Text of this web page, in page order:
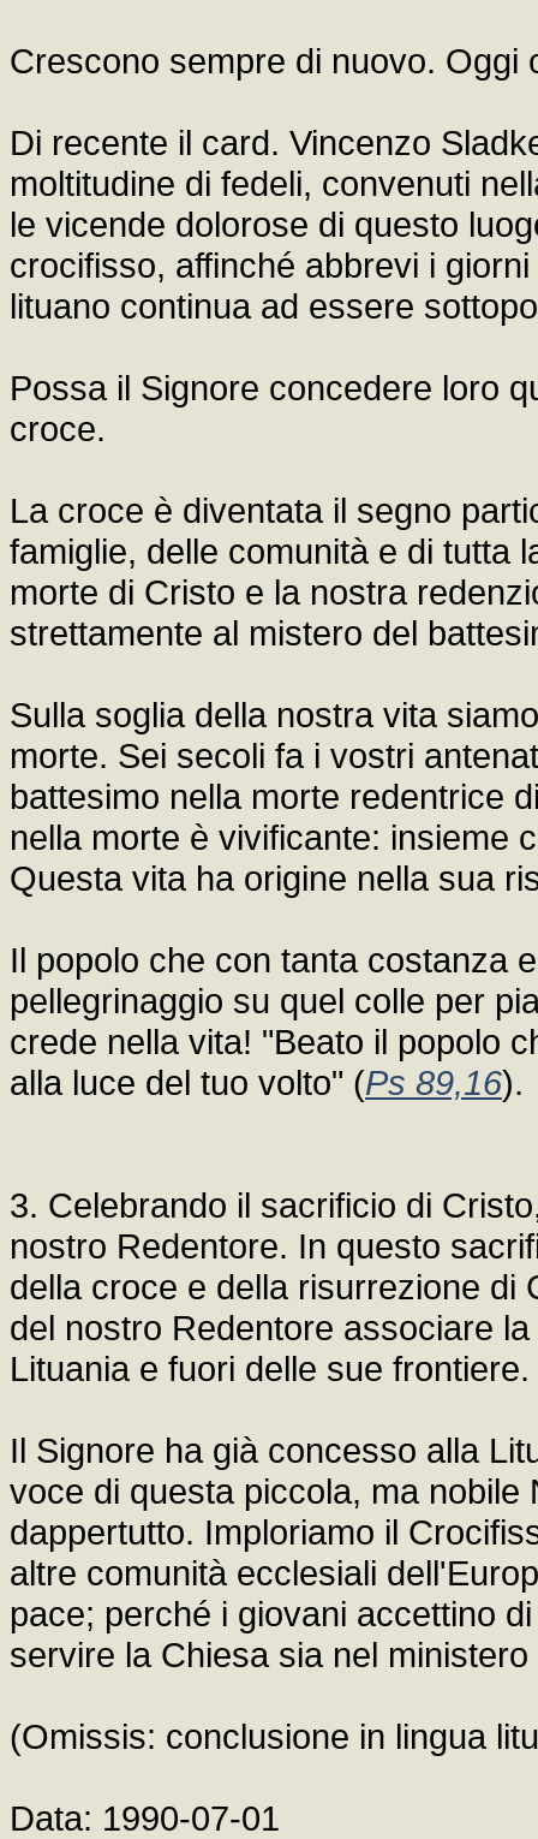
Crescono sempre di nuovo.
Di recente il card. Vincenzo
moltitudine di fedeli, convenuti
le vicende dolorose di questo
crocifisso, affinché abbrevi i
lituano continua ad essere
Possa il Signore concedere loro
croce.
La croce è diventata il segno
famiglie, delle comunità e di tutta
morte di Cristo e la nostra
strettamente al mistero del
Sulla soglia della nostra vita
morte. Sei secoli fa i vostri
battesimo nella morte redentrice
nella morte è vivificante: insieme
Questa vita ha origine nella sua
Il popolo che con tanta costanza
pellegrinaggio su quel colle per
crede nella vita! "Beato il popolo
alla luce del tuo volto" (Ps 89,16).
3. Celebrando il sacrificio di
nostro Redentore. In questo
della croce e della risurrezione di
del nostro Redentore associare
Lituania e fuori delle sue frontiere.
Il Signore ha già concesso alla
voce di questa piccola, ma
dappertutto. Imploriamo il
altre comunità ecclesiali
pace; perché i giovani accettino
servire la Chiesa sia nel
(Omissis: conclusione in lingua
Data: 1990-07-01